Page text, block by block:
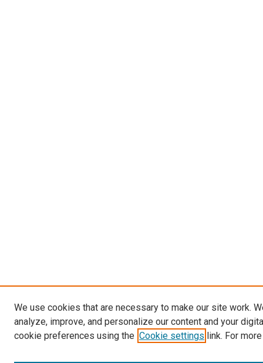
We use cookies that are necessary to make our site work.
analyze, improve, and personalize our content and your
cookie preferences using the Cookie settings link. For